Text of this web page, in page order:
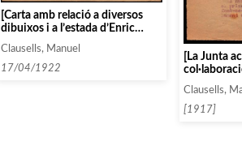
[Carta amb relació a diversos
dibuixos i a l’estada d’Enric
Cristòfol Ricart a Vilanova]
Clausells, Manuel
17/04/1922
[La Junta
celebrar el
Clausells,
[1917]